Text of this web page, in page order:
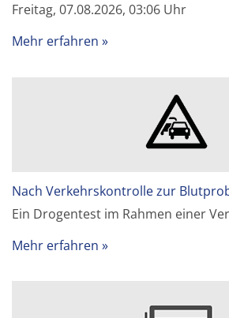
Freitag, 07.08.2026, 03:06 Uhr
Mehr erfahren
Nach Verkehrskontrolle zur
Ein Drogentest im Rahmen einer
Mehr erfahren